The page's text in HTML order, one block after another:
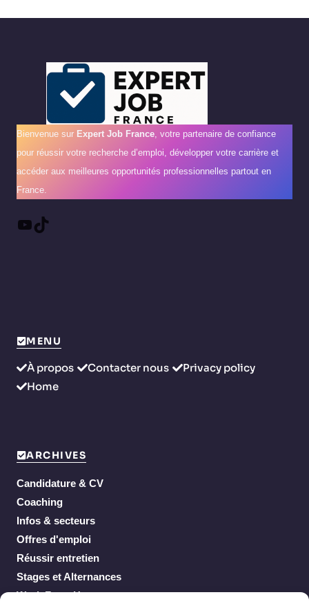
Bienvenue sur Expert Job France , votre partenaire de confiance
pour réussir votre recherche d’emploi, développer votre carrière et
accéder aux meilleures opportunités professionnelles partout en
France.
YouTube
TikTok
MENU
À propos Contacter nous
Privacy policy
Home
ARCHIVES
Candidature & CV
Coaching
Infos & secteurs
Offres d'emploi
Réussir entretien
Stages et Alternances
Work From Home